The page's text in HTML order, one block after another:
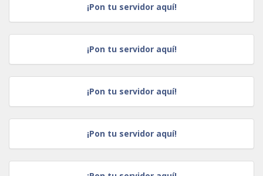
¡Pon tu servidor aquí!
¡Pon tu servidor aquí!
¡Pon tu servidor aquí!
¡Pon tu servidor aquí!